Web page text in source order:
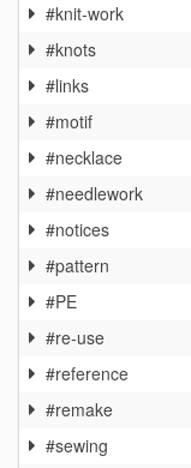
#knit-work
#knots
#links
#motif
#necklace
#needlework
#notices
#pattern
#PE
#re-use
#reference
#remake
#sewing